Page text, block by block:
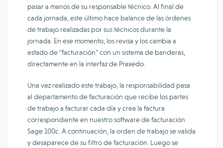
pasar a manos de su responsable técnico. Al final de
cada jornada, este último hace balance de las órdenes
de trabajo realizadas por sus técnicos durante la
jornada. En ese momento, los revisa y los cambia a
estado de “facturación” con un sistema de banderas,
directamente en la interfaz de Praxedo.
Una vez realizado este trabajo, la responsabilidad pasa
al departamento de facturación que recibe los partes
de trabajo a facturar cada día y crea la factura
correspondiente en nuestro software de facturación
Sage 100c. A continuación, la orden de trabajo se valida
y desaparece de su filtro de facturación. Luego se